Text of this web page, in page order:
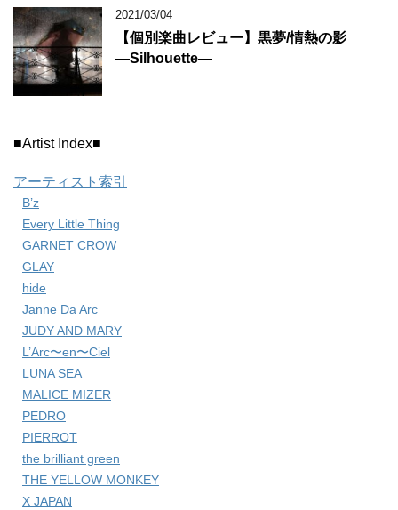
2021/03/04
【個別楽曲レビュー】黒夢/情熱の影
―Silhouette―
■Artist Index■
アーティスト索引
B’z
Every Little Thing
GARNET CROW
GLAY
hide
Janne Da Arc
JUDY AND MARY
L’Arc〜en〜Ciel
LUNA SEA
MALICE MIZER
PEDRO
PIERROT
the brilliant green
THE YELLOW MONKEY
X JAPAN